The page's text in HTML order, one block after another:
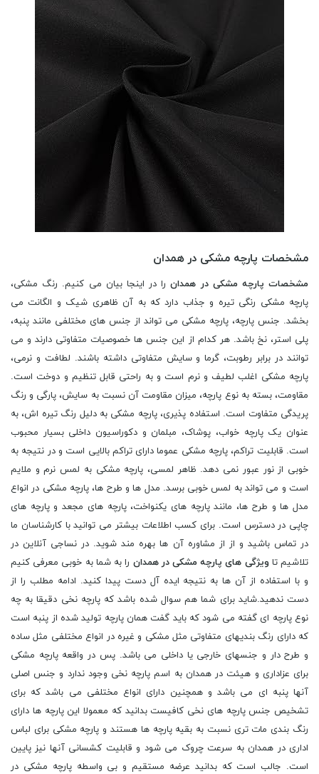
مشخصات پارچه مشکی در همدان
مشخصات پارچه مشکی در همدان را در اینجا بیان می کنیم. رنگ مشکی،
پارچه مشکی رنگی تیره و جذاب دارد که به آن ظاهری شیک و الگانت می
بخشد. جنس پارچه، پارچه مشکی می تواند از جنس های مختلفی مانند پنبه،
پلی استر، نخ باشد. هر کدام از این جنس ها خصوصیات متفاوتی دارند و می
توانند در برابر رطوبت، گرما و سایش متفاوتی داشته باشند. لطافت و نرمی،
پارچه مشکی اغلب لطیف و نرم است و به راحتی قابل تنظیم و دوخت است.
مقاومت، بسته به نوع پارچه، میزان مقاومت آن نسبت به سایش، پارگی و رنگ
پریدگی متفاوت است. استفاده پذیری، پارچه مشکی به دلیل رنگ تیره اش، به
عنوان یک پارچه خواب، پوشاک، مبلمان و دکوراسیون داخلی بسیار محبوب
است. قابلیت تراکم، پارچه مشکی عموما دارای تراکم بالایی است و در نتیجه به
خوبی از نور عبور نمی دهد. ظاهر لمسی، پارچه مشکی به لمس نرم و ملایم
است و می تواند به لمس خوبی برسد. مدل ها و طرح ها، پارچه مشکی در انواع
مدل ها و طرح ها، مانند پارچه های یکنواخت، پارچه های مجعد و پارچه های
چاپی در دسترس است. برای کسب اطلاعات بیشتر می توانید با کارشناسان ما
در تماس باشید و از از مشاوره آن ها بهره مند شوید. در نساجی آنلاین در
تلاشیم تاویژگی های پارچه مشکی در همدان را به شما به خوبی معرفی کنیم
و با استفاده از آن ها به نتیجه ایده آل دست پیدا کنید. ادامه مطلب را از
دست ندهید.شاید برای شما هم سوال شده باشد که پارچه نخی دقیقا به چه
نوع پارچه ای گفته می شود که باید گفت همان پارچه تولید شده از پنبه است
که دارای رنگ بندیهای متفاوتی مثل مشکی و غیره در انواع مختلفی مثل ساده
و طرح دار و جنسهای خارجی یا داخلی می باشد. پس در واقعه پارچه مشکی
برای عزاداری و هیئت در همدان به اسم پارچه نخی وجود ندارد و جنس اصلی
آنها پنبه ای می باشد و همچنین دارای انواع مختلفی می باشد که برای
تشخیص جنس پارچه های نخی کافیست بدانید که معمولا این پارچه ها دارای
رنگ بندی مات تری نسبت به بقیه پارچه ها هستند و پارچه مشکی برای لباس
اداری در همدان به سرعت چروک می شود و قابلیت کشسانی آنها نیز پایین
است. جالب است که بدانید عرضه مستقیم و بی واسطه پارچه مشکی در